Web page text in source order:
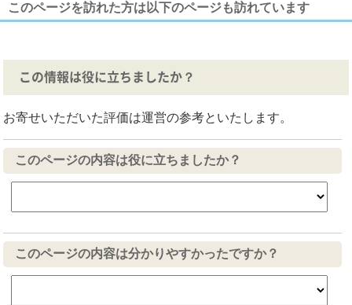
このページを訪れた方は以下のページも訪れています
この情報は役に立ちましたか？
お寄せいただいた評価は運営の参考といたします。
このページの内容は役に立ちましたか？
このページの内容は分かりやすかったですか？